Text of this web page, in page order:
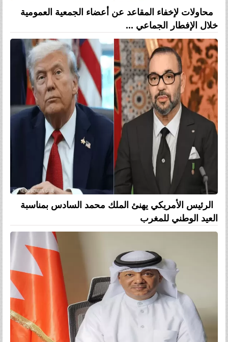
محاولات لإخفاء المقاعد عن أعضاء الجمعية العمومية
خلال الإفطار الجماعي ...
الرئيس الأمريكي يهنئ الملك محمد السادس بمناسبة
العيد الوطني للمغرب